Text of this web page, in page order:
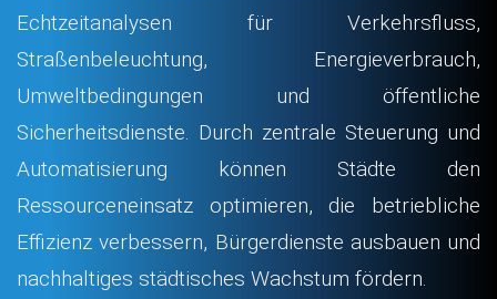
Echtzeitanalysen für Verkehrsfluss,
Straßenbeleuchtung, Energieverbrauch,
Umweltbedingungen und öffentliche
Sicherheitsdienste. Durch zentrale Steuerung und
Automatisierung können Städte den
Ressourceneinsatz optimieren, die betriebliche
Effizienz verbessern, Bürgerdienste ausbauen und
nachhaltiges städtisches Wachstum fördern.